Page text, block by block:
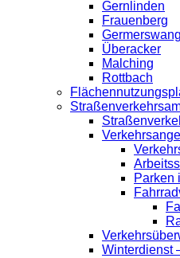
Gernlinden
Frauenberg
Germerswang
Überacker
Malching
Rottbach
Parken
Winterdienst